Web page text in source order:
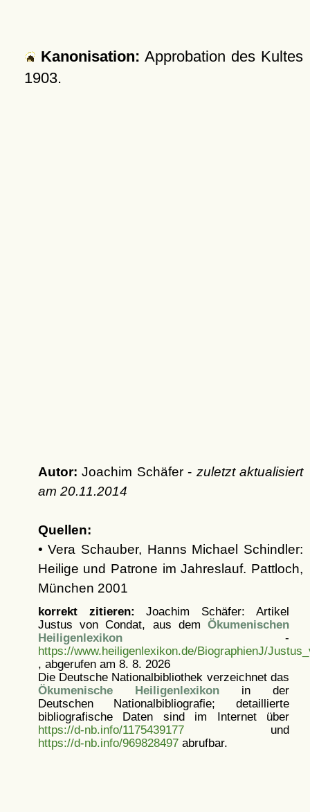
Kanonisation: Approbation des Kultes
1903.
Autor: Joachim Schäfer - zuletzt aktualisiert
am 20.11.2014
Quellen:
• Vera Schauber, Hanns Michael Schindler:
Heilige und Patrone im Jahreslauf. Pattloch,
München 2001
korrekt zitieren: Joachim Schäfer: Artikel
Justus von Condat, aus dem Ökumenischen
Heiligenlexikon-
https://www.heiligenlexikon.de/BiographienJ/
, abgerufen am 8. 8. 2026
Die Deutsche Nationalbibliothek verzeichnet das
Ökumenische Heiligenlexikonin der
Deutschen Nationalbibliografie; detaillierte
bibliografische Daten sind im Internet über
https://d-nb.info/1175439177und
https://d-nb.info/969828497abrufbar.